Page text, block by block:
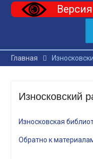
Главная
Износковский
Износковская
Обратно к